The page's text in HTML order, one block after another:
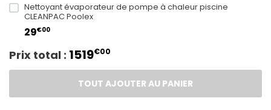
Nettoyant évaporateur de pompe à chaleur piscine
CLEANPAC Poolex
29€00
Prix total : 1519€00
TOUT AJOUTER AU PANIER